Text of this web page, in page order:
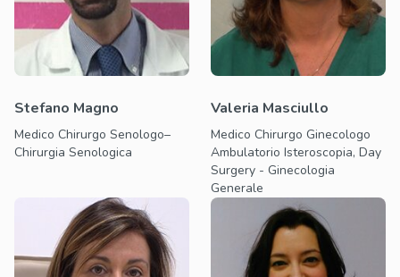
Stefano Magno
Medico Chirurgo Senologo–
Chirurgia Senologica
Valeria Masciullo
Medico Chirurgo Ginecologo
Ambulatorio Isteroscopia, Day
Surgery - Ginecologia
Generale